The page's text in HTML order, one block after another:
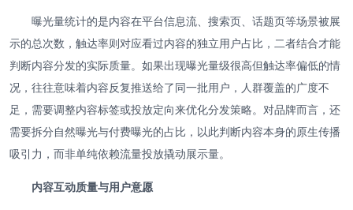
曝光量统计的是内容在平台信息流、搜索页、话题页等场景被展
示的总次数，触达率则对应看过内容的独立用户占比，二者结合才能
判断内容分发的实际质量。如果出现曝光量级很高但触达率偏低的情
况，往往意味着内容反复推送给了同一批用户，人群覆盖的广度不
足，需要调整内容标签或投放定向来优化分发策略。对品牌而言，还
需要拆分自然曝光与付费曝光的占比，以此判断内容本身的原生传播
吸引力，而非单纯依赖流量投放撬动展示量。
内容互动质量与用户意愿